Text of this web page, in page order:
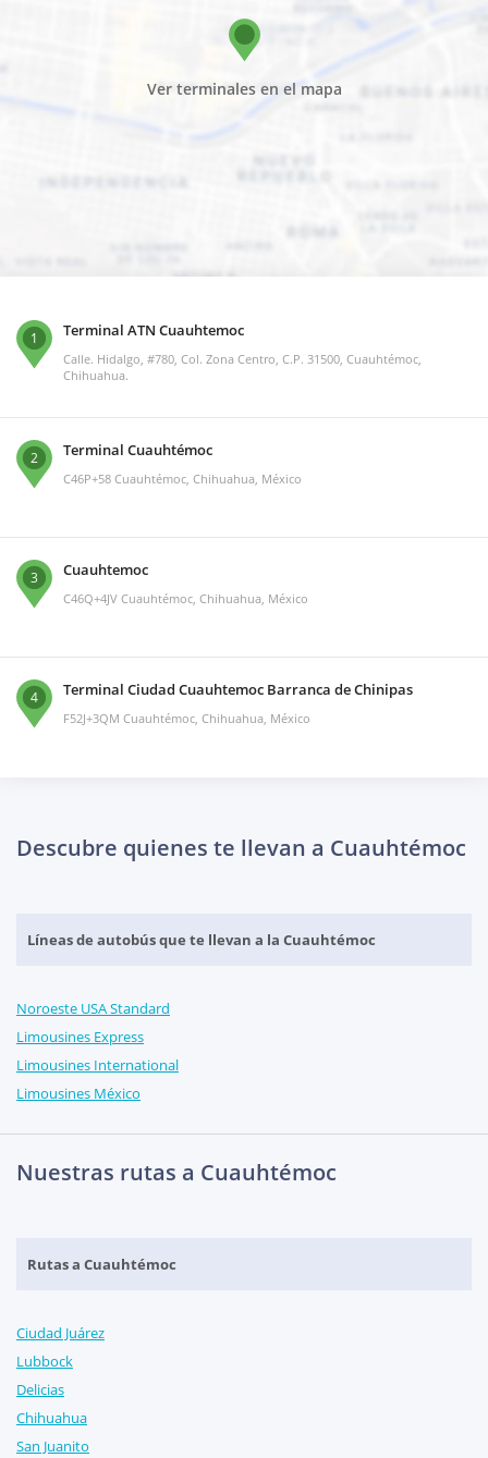
Ver terminales en el mapa
1 Terminal ATN Cuauhtemoc
Calle. Hidalgo, #780, Col. Zona Centro, C.P. 31500, Cuauhtémoc,
Chihuahua.
2 Terminal Cuauhtémoc
C46P+58 Cuauhtémoc, Chihuahua, México
3 Cuauhtemoc
C46Q+4JV Cuauhtémoc, Chihuahua, México
4 Terminal Ciudad Cuauhtemoc Barranca de Chinipas
F52J+3QM Cuauhtémoc, Chihuahua, México
Descubre quienes te llevan a Cuauhtémoc
Líneas de autobús que te llevan a la Cuauhtémoc
Noroeste USA Standard
Limousines Express
Limousines International
Limousines México
Nuestras rutas a Cuauhtémoc
Rutas a Cuauhtémoc
Ciudad Juárez
Lubbock
Delicias
Chihuahua
San Juanito